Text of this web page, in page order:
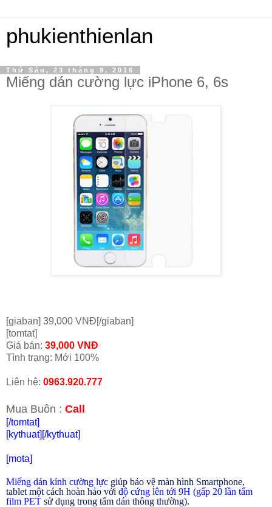
phukienthienlan
Thứ Sáu, 23 tháng 9, 2016
Miếng dán cường lực iPhone 6, 6s
[giaban] 39,000 VNĐ[/giaban]
[tomtat]
Giá bán: 39,000 VNĐ
Tình trạng: Mới 100%
Liên hệ: 0963.920.777
Mua Buôn : Call
[/tomtat]
[kythuat] [/kythuat]
[mota]
Miếng dán kính cường lực giúp bảo vệ màn hình Smartphone,
tablet một cách hoàn hảo với độ cứng lên tới 9H (gấp 20 lần tấm
film PET sử dụng trong tấm dán thông thường).